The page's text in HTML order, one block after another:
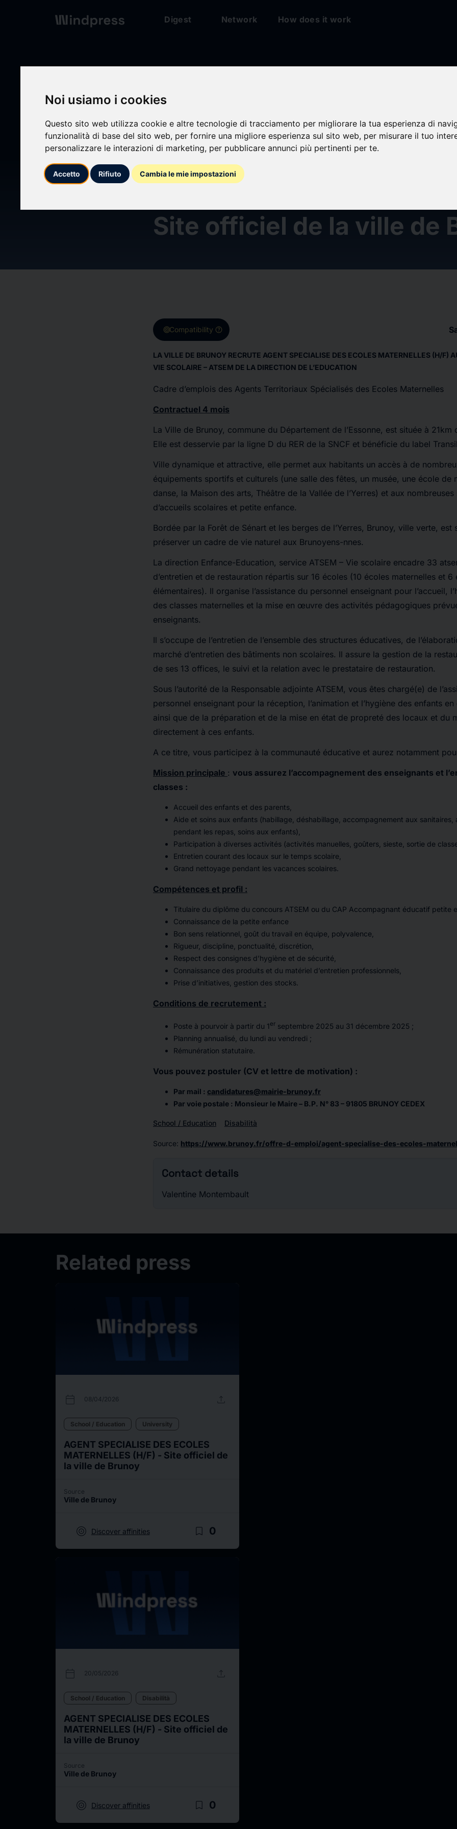
Noi usiamo i cookies
Questo sito web utilizza cookie e altre tecnologie di tracciamento per migliorare la tua esperienza di
funzionalità di base del sito web, per fornire una migliore esperienza sul sito web, per misurare il tuo
personalizzare le interazioni di marketing, per pubblicare annunci più pertinenti per te.
Accetto Rifiuto Cambia le mie impostazioni
Digest Network How does it work
calendar_today23/07/2025
AGENT SPECIALISE DES
Site officiel de la ville de
targetCompatibility help
LA VILLE DE BRUNOY RECRUTE AGENT SPECIALISE DES ECOLES MATERNELLES (H/F)
VIE SCOLAIRE – ATSEM DE LA DIRECTION DE L’EDUCATION
Cadre d’emplois des Agents Territoriaux Spécialisés des Ecoles Maternelles
Contractuel 4 mois
La Ville de Brunoy, commune du Département de l’Essonne, est située à 21km
Elle est desservie par la ligne D du RER de la SNCF et bénéficie du label
Ville dynamique et attractive, elle permet aux habitants un accès à de
équipements sportifs et culturels (une salle des fêtes, un musée, une école de
danse, la Maison des arts, Théâtre de la Vallée de l’Yerres) et aux
d’accueils scolaires et petite enfance.
Bordée par la Forêt de Sénart et les berges de l’Yerres, Brunoy, ville verte, est
préserver un cadre de vie naturel aux Brunoyens-nnes.
La direction Enfance-Education, service ATSEM – Vie scolaire encadre 33
d’entretien et de restauration répartis sur 16 écoles (10 écoles maternelles et 6
élémentaires). Il organise l’assistance du personnel enseignant pour l’accueil,
des classes maternelles et la mise en œuvre des activités pédagogiques
enseignants.
Il s’occupe de l’entretien de l’ensemble des structures éducatives, de
marché d’entretien des bâtiments non scolaires. Il assure la gestion de la
de ses 13 offices, le suivi et la relation avec le prestataire de restauration.
Sous l’autorité de la Responsable adjointe ATSEM, vous êtes chargé(e) de
personnel enseignant pour la réception, l’animation et l’hygiène des enfants
ainsi que de la préparation et de la mise en état de propreté des locaux et du
directement à ces enfants.
A ce titre, vous participez à la communauté éducative et aurez notamment
Mission principale : vous assurez l’accompagnement des enseignants et
classes :
Accueil des enfants et des parents,
Aide et soins aux enfants (habillage, déshabillage, accompagnement aux sanitaires,
pendant les repas, soins aux enfants),
Participation à diverses activités (activités manuelles, goûters, sieste, sortie de
Entretien courant des locaux sur le temps scolaire,
Grand nettoyage pendant les vacances scolaires.
Compétences et profil :
Titulaire du diplôme du concours ATSEM ou du CAP Accompagnant éducatif petite
Connaissance de la petite enfance
Bon sens relationnel, goût du travail en équipe, polyvalence,
Rigueur, discipline, ponctualité, discrétion,
Respect des consignes d’hygiène et de sécurité,
Connaissance des produits et du matériel d’entretien professionnels,
Prise d’initiatives, gestion des stocks.
Conditions de recrutement :
Poste à pourvoir à partir du 1 er septembre 2025 au 31 décembre 2025 ;
Planning annualisé, du lundi au vendredi ;
Rémunération statutaire.
Vous pouvez postuler (CV et lettre de motivation) :
Par mail : candidatures@mairie-brunoy.fr
Par voie postale : Monsieur le Maire – B.P. N° 83 – 91805 BRUNOY CEDEX
School / Education Disabilità
Source: https://www.brunoy.fr/offre-d-emploi/agent-specialise-des-ecoles-
Contact details
Valentine Montembault
Related press
calendar_today 08/04/2026 upload
School / Education University
AGENT SPECIALISE DES ECOLES
MATERNELLES (H/F) - Site officiel de
la ville de Brunoy
Source
Ville de Brunoy
target Discover affinities bookmark_border 0
calendar_today 20/05/2026 upload
School / Education Disabilità
AGENT SPECIALISE DES ECOLES
MATERNELLES (H/F) - Site officiel de
la ville de Brunoy
Source
Ville de Brunoy
target Discover affinities bookmark_border 0